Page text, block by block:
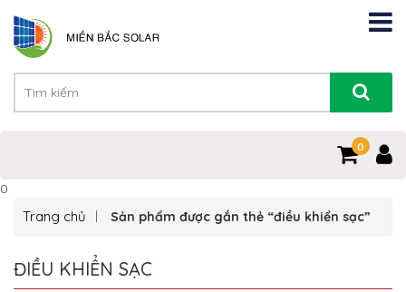
0
0
Trang chủ Sản phẩm được gắn thẻ “điều khiển sạc”
ĐIỀU KHIỂN SẠC